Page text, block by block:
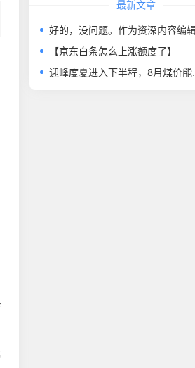
最新文章
好的，没问题。作为资深内容编辑，我将为您打造一篇符合要求的专业教程文章
【京东白条怎么上涨额度了】
迎峰度夏进入下半程，8月煤价能否走强？